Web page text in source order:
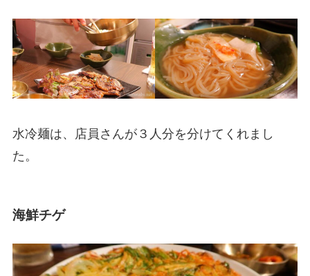
水冷麺は、店員さんが３人分を分けてくれまし
た。
海鮮チゲ